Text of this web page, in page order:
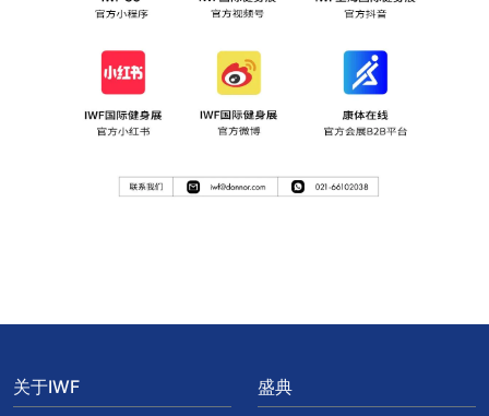
关于IWF
盛典